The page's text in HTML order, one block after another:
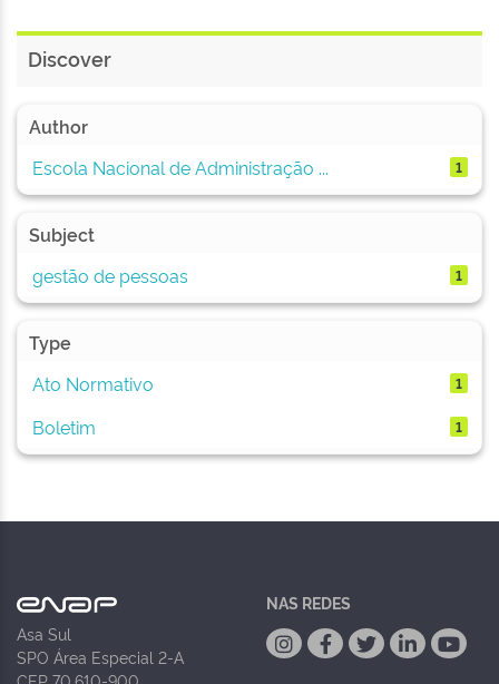
Discover
Author
Escola Nacional de Administração ...
1
Subject
gestão de pessoas
1
Type
Ato Normativo
1
Boletim 1
Asa Sul
SPO Área Especial 2-A
NAS REDES